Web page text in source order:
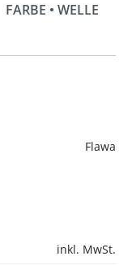
FARBE • WELLE
Flawa
inkl. MwSt.